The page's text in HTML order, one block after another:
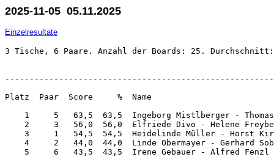
2025-11-05 05.11.2025
Einzelresultate
3 Tische, 6 Paare. Anzahl der Boards: 25.
Platz  Paar  Score     %  Name
1     5   63,5  63,5  Ingeborg Mistlberger -
2     3   56,0  56,0  Elfriede Divo - Helene
3     1   54,5  54,5  Heidelinde Müller - Horst
4     2   44,0  44,0  Linde Obermayer - Gerhard
5     6   43,5  43,5  Irene Gebauer - Alfred